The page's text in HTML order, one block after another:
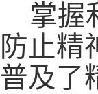
掌握
防止精
普及了